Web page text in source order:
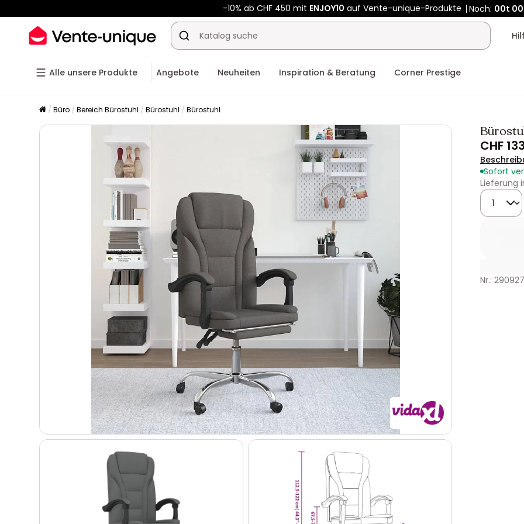
-10% ab CHF 450 mit ENJOY10 auf Vente-unique-Produkte Noch: 00t
Alle unsere Produkte Angebote Neuheiten Inspiration & Beratung Corner Prestige
Büro Bereich Bürostuhl Bürostuhl Bürostuhl
CHF
Sofort
Lieferung
Menge
Nr.: